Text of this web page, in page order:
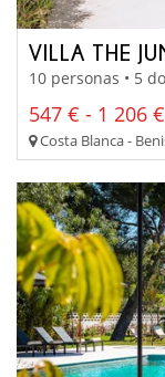
VILLA THE
10 personas • 5
547 € - 1 206 €
Costa Blanca -